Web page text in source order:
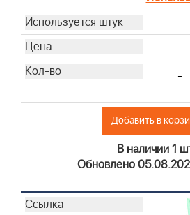
-
Добавить в
В наличии 1
Обновлено